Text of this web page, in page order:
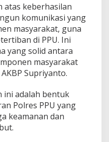
atas keberhasilan
komunikasi yang
masyarakat, guna
di PPU. Ini
yang solid antara
masyarakat
Supriyanto.
ini adalah bentuk
Polres PPU yang
keamanan dan